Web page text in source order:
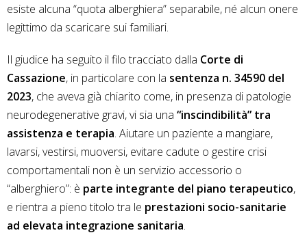
esiste alcuna “quota alberghiera” separabile, né alcun onere
legittimo da scaricare sui familiari.
Il giudice ha seguito il filo tracciato dalla Corte di
Cassazione, in particolare con la sentenza n. 34590 del
2023, che aveva già chiarito come, in presenza di patologie
neurodegenerative gravi, vi sia una “inscindibilità” tra
assistenza e terapia. Aiutare un paziente a mangiare,
lavarsi, vestirsi, muoversi, evitare cadute o gestire crisi
comportamentali non è un servizio accessorio o
“alberghiero”: è parte integrante del piano terapeutico,
e rientra a pieno titolo tra le prestazioni socio-sanitarie
ad elevata integrazione sanitaria.